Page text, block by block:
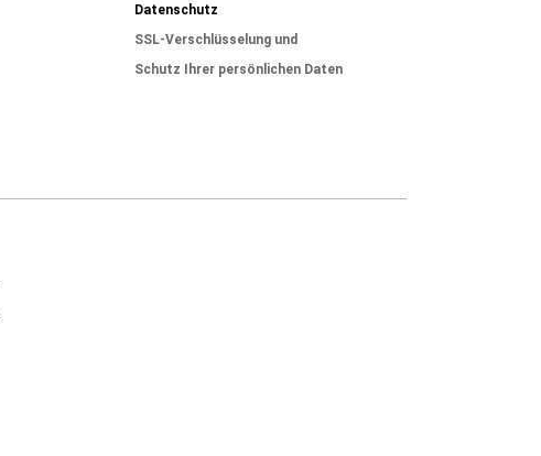
Datenschutz
SSL-Verschlüsselung und
Schutz Ihrer persönlichen Daten